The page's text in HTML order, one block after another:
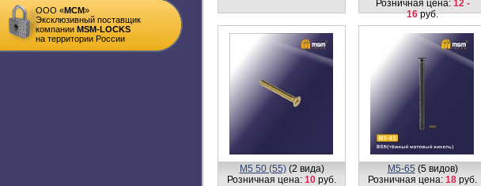
ООО «MСM»
Эксклюзивный поставщик
компании MSM-LOCKS
на территории России
Розничная цена: 12 -
16руб.
М5 50 (55)(2 вида)
Розничная цена: 10 руб.
М5-65 (5 видов)
Розничная цена: 18 руб.